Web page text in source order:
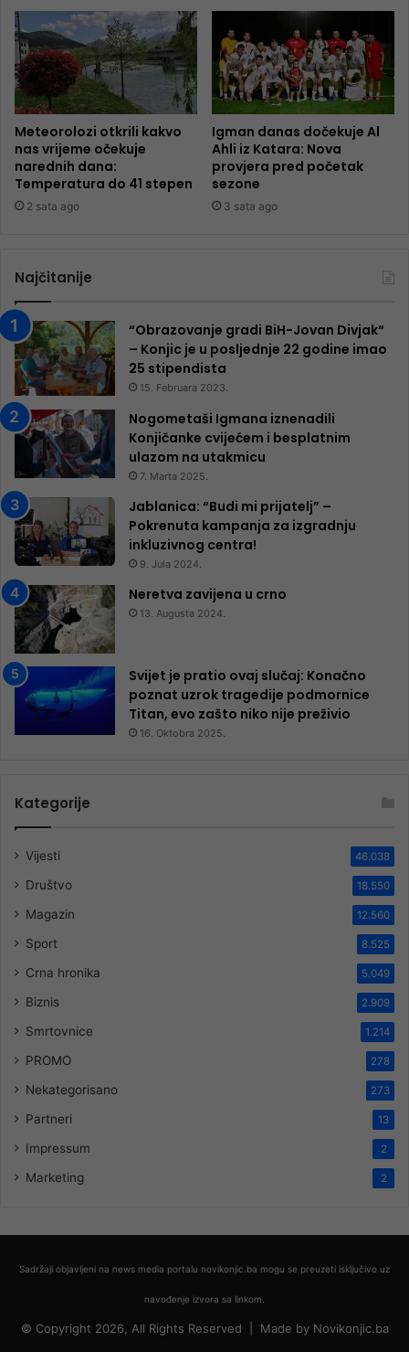
Meteorolozi otkrili kakvo
nas vrijeme očekuje
narednih dana:
Temperatura do 41 stepen
2 sata ago
Igman danas dočekuje Al
Ahli iz Katara: Nova
provjera pred početak
sezone
3 sata ago
Najčitanije
“Obrazovanje gradi BiH-Jovan Divjak“
– Konjic je u posljednje 22 godine imao
25 ​​stipendista
15. Februara 2023.
Nogometaši Igmana iznenadili
Konjičanke cvijećem i besplatnim
ulazom na utakmicu
7. Marta 2025.
Jablanica: “Budi mi prijatelj” –
Pokrenuta kampanja za izgradnju
inkluzivnog centra!
9. Jula 2024.
Neretva zavijena u crno
13. Augusta 2024.
Svijet je pratio ovaj slučaj: Konačno
poznat uzrok tragedije podmornice
Titan, evo zašto niko nije preživio
16. Oktobra 2025.
Kategorije
Vijesti 46.038
Društvo 18.550
Magazin 12.560
Sport 8.525
Crna hronika 5.049
Biznis 2.909
Smrtovnice 1.214
PROMO 278
Nekategorisano 273
Partneri 13
Impressum 2
Marketing 2
Sadržaji objavljeni na news media portalu novikonjic.ba mogu se preuzeti isključivo uz
navođenje izvora sa linkom.
© Copyright 2026, All Rights Reserved | Made by Novikonjic.ba